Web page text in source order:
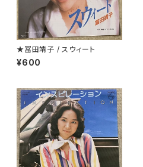
★冨田靖子 / スウィート
¥600